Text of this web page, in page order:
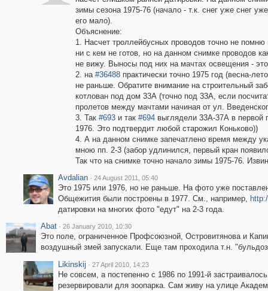
зимы сезона 1975-76 (начало - т.к. снег уже снег
его мало).
Объяснение:
1. Насчет троллейбусных проводов точно не помню
ни с кем не готов, но на данном снимке проводов
не вижу. Выносы под них на мачтах освещения -
2. на #36488практически точно 1975 год (весна-
не раньше. Обратите внимание на строительный
котлован под дом 33А (точно под 33А, если
пролетов между мачтами начиная от ул.
3. Так #693и так #694выглядели 33А-37А в первой
1976. Это подтвердит любой старожил Коньково))
4. А на данном снимке запечатлено время между
мною пп. 2-3 (забор удлинился, первый кран
Так что на снимке точно начало зимы 1975-76.
Avdalian · 24 August 2011, 05:40
Это 1975 или 1976, но не раньше. На фото уже
Общежития были построены в 1977. См., например,
датировки на многих фото "едут" на 2-3 года.
Abat · 26 January 2010, 10:30
Это поле, ограниченное Профсоюзной, Островитянова и
воздушный змей запускали. Еще там проходила т.н.
Likinskij · 27 April 2010, 14:23
Не совсем, а постепенно с 1986 по 1991-й
резервировали для зоопарка. Сам живу на улице